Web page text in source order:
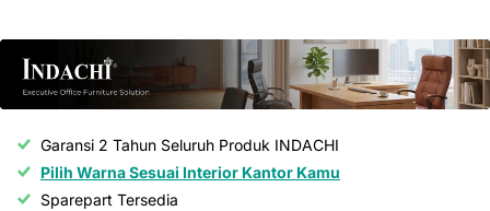
Garansi 2 Tahun Seluruh Produk INDACHI
Pilih Warna Sesuai Interior Kantor Kamu
Sparepart Tersedia